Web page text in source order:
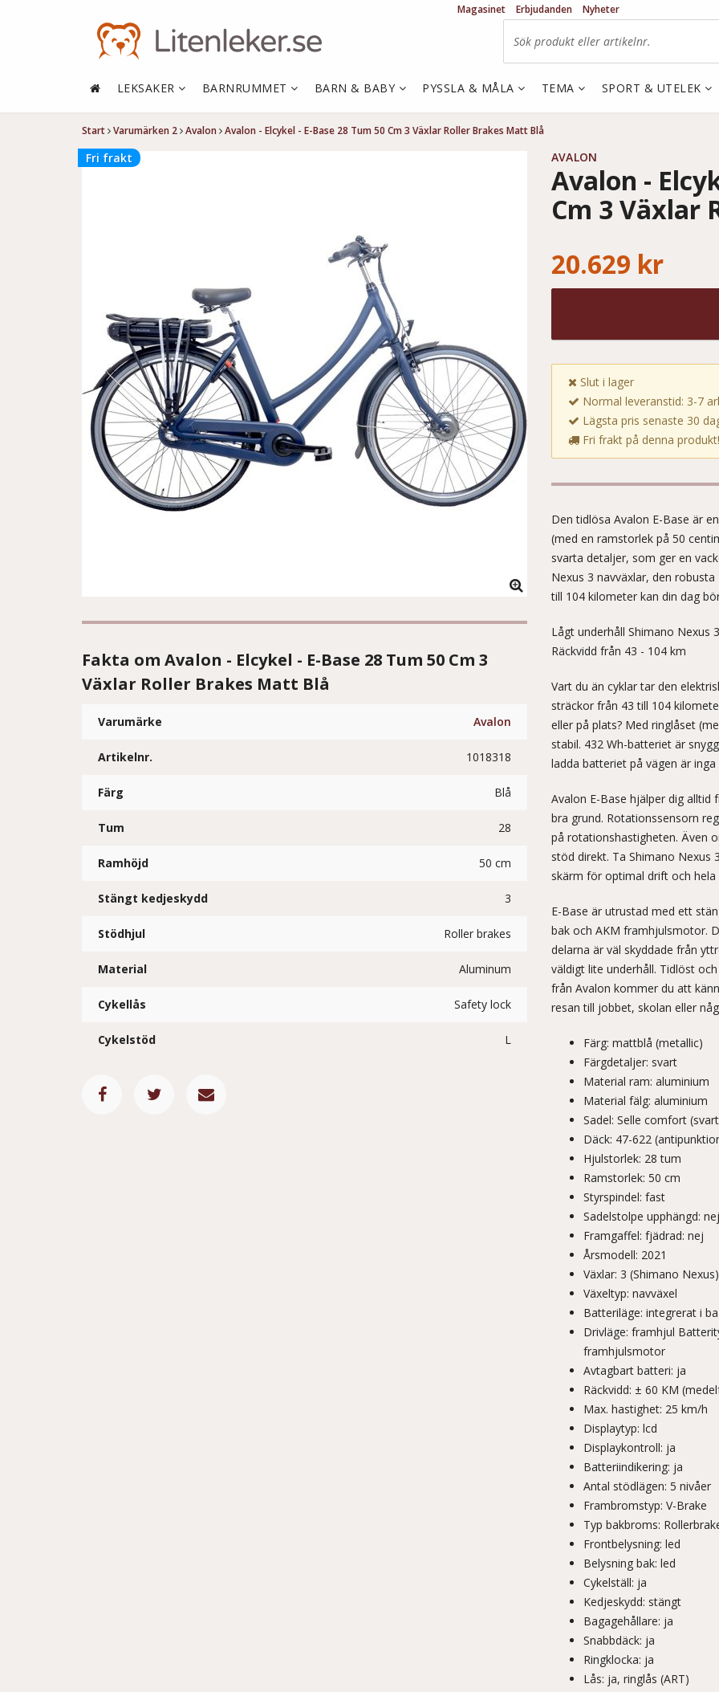
Start Varumärken 2 Avalon Avalon - Elcykel - E-Base 28 Tum 50 Cm 3 Växlar Roller Brakes Matt Blå
Fri frakt
Fakta om Avalon - Elcykel - E-Base 28 Tum 50 Cm 3
Växlar Roller Brakes Matt Blå
Varumärke Avalon
Artikelnr. 1018318
Färg Blå
Tum 28
Ramhöjd 50 cm
Stängt kedjeskydd 3
Stödhjul Roller brakes
Material Aluminum
Cykellås Safety lock
Cykelstöd L
AVALON
Avalon -
Cm 3 Växlar
20.629 kr
Slut i lager
Normal leveranstid: 3-7
Lägsta pris senaste 30
Fri frakt på denna
Den tidlösa Avalon E-Base är
(med en ramstorlek på 50
svarta detaljer, som ger en
Nexus 3 navväxlar, den
till 104 kilometer kan din dag
Lågt underhåll Shimano Nexus
Räckvidd från 43 - 104 km
Vart du än cyklar tar den
sträckor från 43 till 104
eller på plats? Med ringlåset
stabil. 432 Wh-batteriet är
ladda batteriet på vägen är
Avalon E-Base hjälper dig
bra grund. Rotationssensorn
på rotationshastigheten. Även
stöd direkt. Ta Shimano Nexus
skärm för optimal drift och
E-Base är utrustad med ett
bak och AKM framhjulsmotor.
delarna är väl skyddade från
väldigt lite underhåll. Tidlöst
från Avalon kommer du att
resan till jobbet, skolan eller
Färg: mattblå (metallic)
Färgdetaljer: svart
Material ram: aluminium
Material fälg: aluminium
Sadel: Selle comfort
Däck: 47-622
Hjulstorlek: 28 tum
Ramstorlek: 50 cm
Styrspindel: fast
Sadelstolpe upphängd: nej
Framgaffel: fjädrad: nej
Årsmodell: 2021
Växlar: 3 (Shimano Nexus)
Växeltyp: navväxel
Batteriläge: integrerat i
Drivläge: framhjul
framhjulsmotor
Avtagbart batteri: ja
Räckvidd: ± 60 KM
Max. hastighet: 25 km/h
Displaytyp: lcd
Displaykontroll: ja
Batteriindikering: ja
Antal stödlägen: 5 nivåer
Frambromstyp: V-Brake
Typ bakbroms:
Frontbelysning: led
Belysning bak: led
Cykelställ: ja
Kedjeskydd: stängt
Bagagehållare: ja
Snabbdäck: ja
Ringklocka: ja
Lås: ja, ringlås (ART)
Magasinet Erbjudanden Nyheter
LEKSAKER BARNRUMMET BARN & BABY PYSSLA & MÅLA TEMA SPORT & UTELEK